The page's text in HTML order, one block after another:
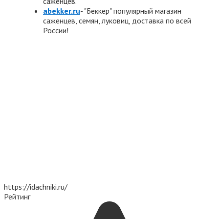
abekker.ru- "Беккер" популярный магазин
саженцев, семян, луковиц, доставка по всей
России!
https://idachniki.ru/
Рейтинг